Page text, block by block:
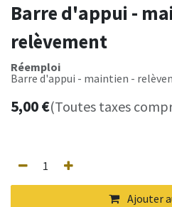
Barre d'appui -
relèvement
Réemploi
Barre d'appui - maintien -
5,00€(Toutes taxes
Ajouter